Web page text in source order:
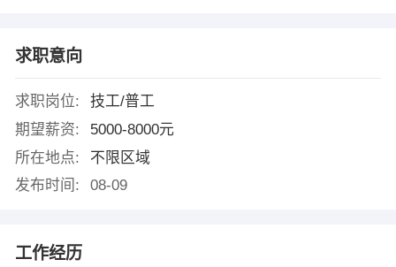
求职意向
求职岗位:
技工/普工
期望薪资:
5000-8000元
所在地点:
不限区域
发布时间:
08-09
工作经历